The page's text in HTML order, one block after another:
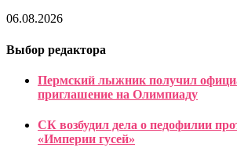
06.08.2026
Выбор редактора
Пермский лыжник получил
приглашение на Олимпиаду
СК возбудил дела о педофилии
«Империи гусей»